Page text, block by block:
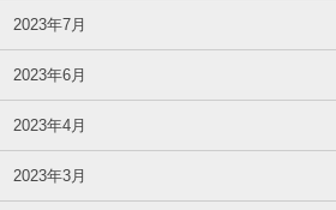
2023年7月
2023年6月
2023年4月
2023年3月